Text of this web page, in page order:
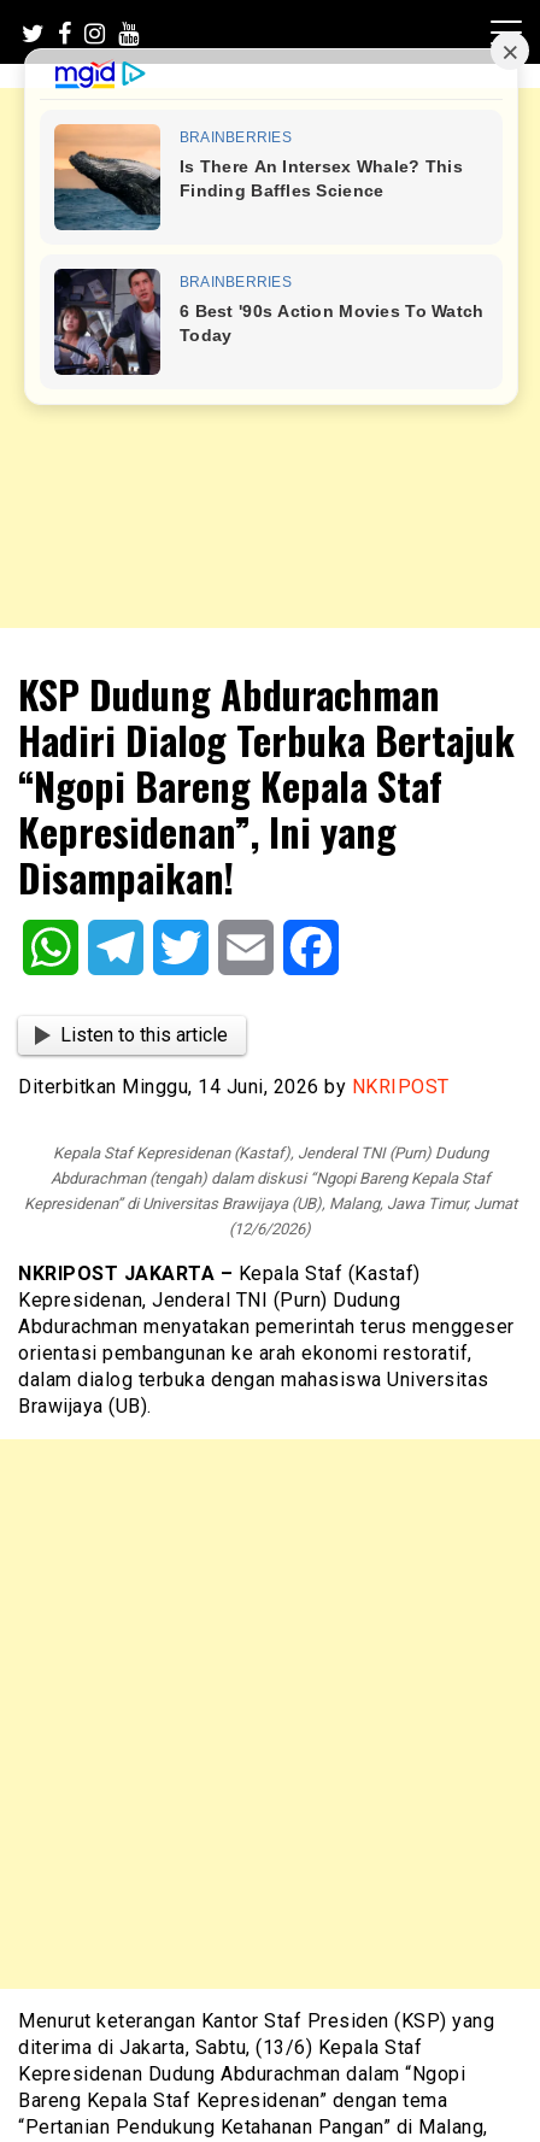
content
NKRIPOST
KSP Dudung Abdurachman
Hadiri Dialog Terbuka Bertajuk
“Ngopi Bareng Kepala Staf
Kepresidenan”, Ini yang
Disampaikan!
WhatsAppTelegram Twitter Email
Listen to this article
Diterbitkan Minggu, 14 Juni, 2026 by NKRIPOST
Kepala Staf Kepresidenan (Kastaf), Jenderal TNI (Purn) Dudung
Abdurachman (tengah) dalam diskusi “Ngopi Bareng Kepala Staf
Kepresidenan” di Universitas Brawijaya (UB), Malang, Jawa Timur, Jumat
(12/6/2026)
NKRIPOST JAKARTA – Kepala Staf (Kastaf)
Kepresidenan, Jenderal TNI (Purn) Dudung
Abdurachman menyatakan pemerintah terus menggeser
orientasi pembangunan ke arah ekonomi restoratif,
dalam dialog terbuka dengan mahasiswa Universitas
Brawijaya (UB).
Menurut keterangan Kantor Staf Presiden (KSP) yang
diterima di Jakarta, Sabtu, (13/6) Kepala Staf
Kepresidenan Dudung Abdurachman dalam “Ngopi
Bareng Kepala Staf Kepresidenan” dengan tema
“Pertanian Pendukung Ketahanan Pangan” di Malang,